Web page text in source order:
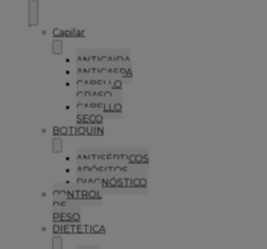
Capilar
ANTICAIDA
ANTICASPA
CABELLO
GRASO
CABELLO
SECO
BOTIQUIN
ANTISÉPTICOS
APÓSITOS
DIAGNÓSTICO
CONTROL
DE
PESO
DIETETICA